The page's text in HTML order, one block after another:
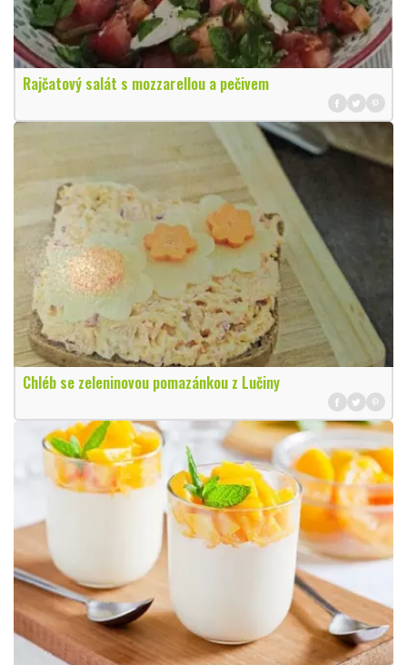
Rajčatový salát s mozzarellou a pečivem
Chléb se zeleninovou pomazánkou z Lučiny